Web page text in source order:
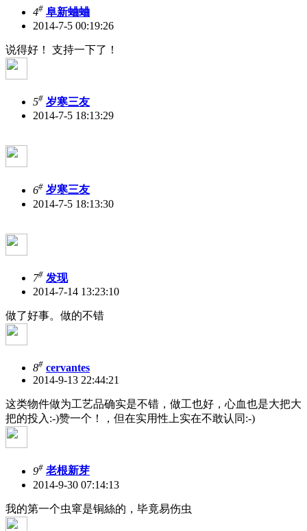
4# 阜新蛐蛐
2014-7-5 00:19:26
说得好！ 支持一下了！
5# 岁寒三友
2014-7-5 18:13:29
6# 岁寒三友
2014-7-5 18:13:30
7# 发现
2014-7-14 13:23:10
做了好事。做的不错
8# cervantes
2014-9-13 22:44:21
这类物件做为工艺品确实是不错，做工也好，心血也是大把大
把的投入:-)赞一个！，但在实用性上实在不敢认同:-)
9# 老根新芽
2014-9-30 07:14:13
我的第一个虫窧是铜絲的，毕竟易伤虫